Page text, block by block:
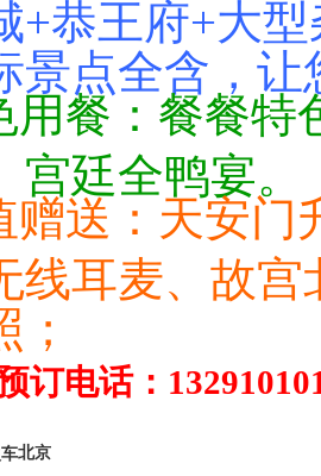
+恭王府+大
景点全含，让
用餐：餐餐特
宫廷全鸭宴。
赠送：天安门
线耳麦、故宫
；
订电话：
北京